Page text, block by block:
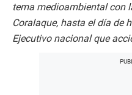
tema medioambiental con
Coralaque, hasta el día de
Ejecutivo nacional que